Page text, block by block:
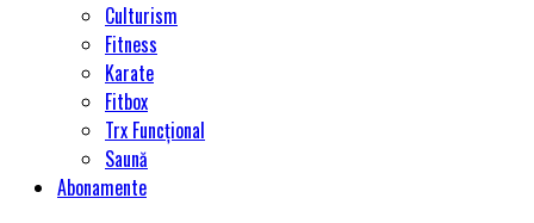
Culturism
Fitness
Karate
Fitbox
Trx Funcțional
Saună
Abonamente